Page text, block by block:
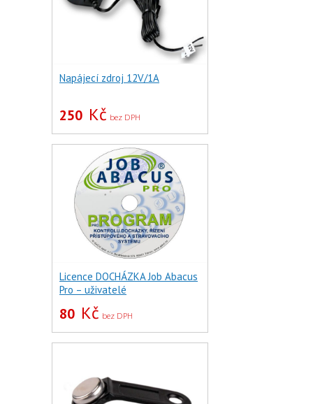
Napájecí zdroj 12V/1A
250 Kč bez DPH
Licence DOCHÁZKA Job Abacus
Pro – uživatelé
80 Kč bez DPH